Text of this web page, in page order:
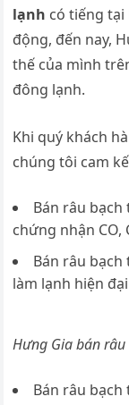
lạnh có tiếng tại
động, đến nay,
thế của mình
đông lạnh.
Khi quý khách
chúng tôi cam
Bán râu
chứng nhận CO,
Bán râu
làm lạnh hiện
Hưng Gia bán
Bán râu